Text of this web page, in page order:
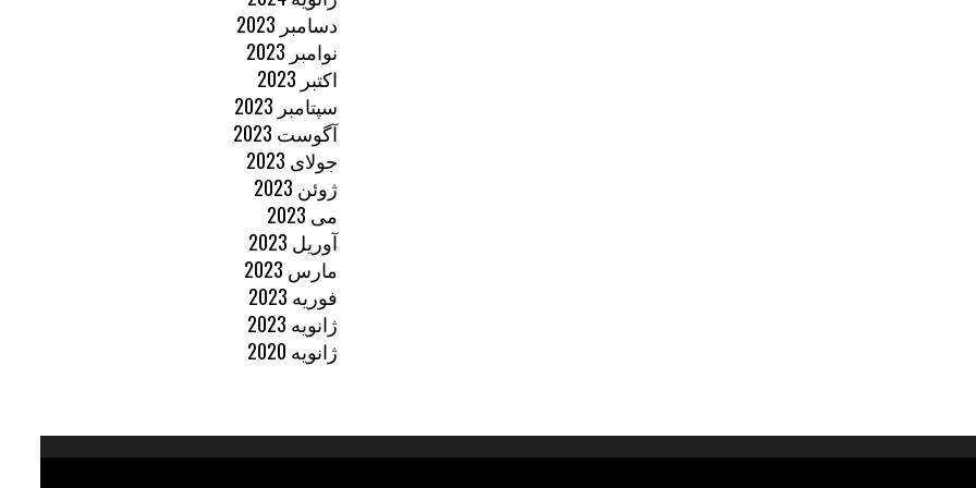
دسامبر 2023
نوامبر 2023
اکتبر 2023
سپتامبر 2023
آگوست 2023
جولای 2023
ژوئن 2023
می 2023
آوریل 2023
مارس 2023
فوریه 2023
ژانویه 2023
ژانویه 2020